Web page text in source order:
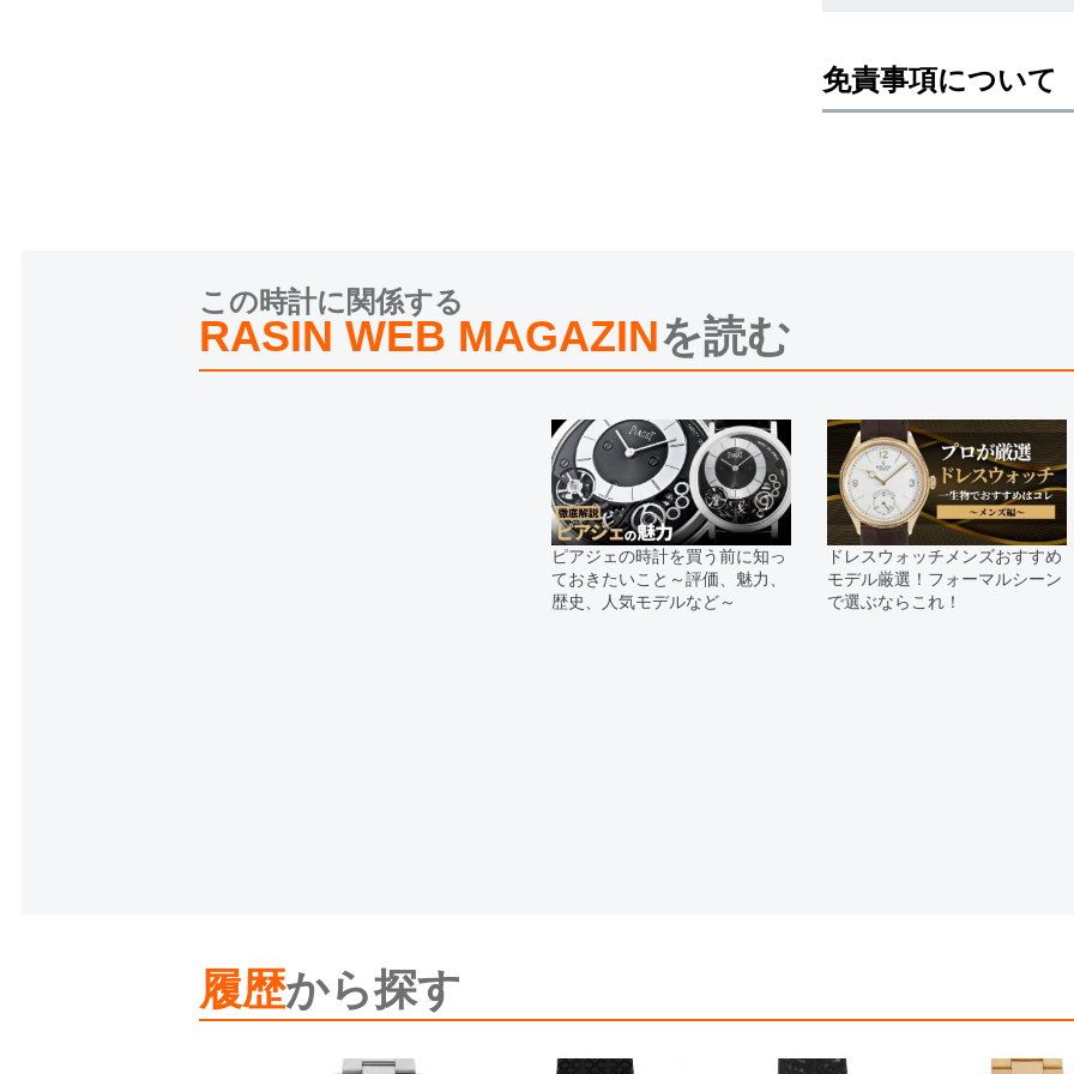
免責事項について
※当店では店頭販売も行っており
また、ご来店にてご購入を希望さ
お問い合わせいただけますようお願
※アンティーク品やユーズド品の
合がございます。
※表示の定価は、入荷時の価格とな
現在の定価と異なる場合がござい
この時計に関係する
RASIN WEB MAGAZINを読む
ピアジェの時計を買う前に知っ
ておきたいこと～評価、魅力、
歴史、人気モデルなど～
ドレスウォッチメンズおすすめ
モデル厳選！フォーマルシーン
で選ぶならこれ！
履歴から探す